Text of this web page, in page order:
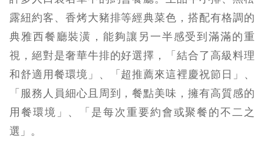
露紐約客、香烤大豬排等經典菜色，搭配有格調的
典雅西餐廳裝潢，能夠讓另一半感受到滿滿的重
視，絕對是奢華牛排的好選擇，「結合了高級料理
和舒適用餐環境」、「超推薦來這裡慶祝節日」、
「服務人員細心且周到，餐點美味，擁有高質感的
用餐環境」、「是每次重要約會或聚餐的不二之
選」。